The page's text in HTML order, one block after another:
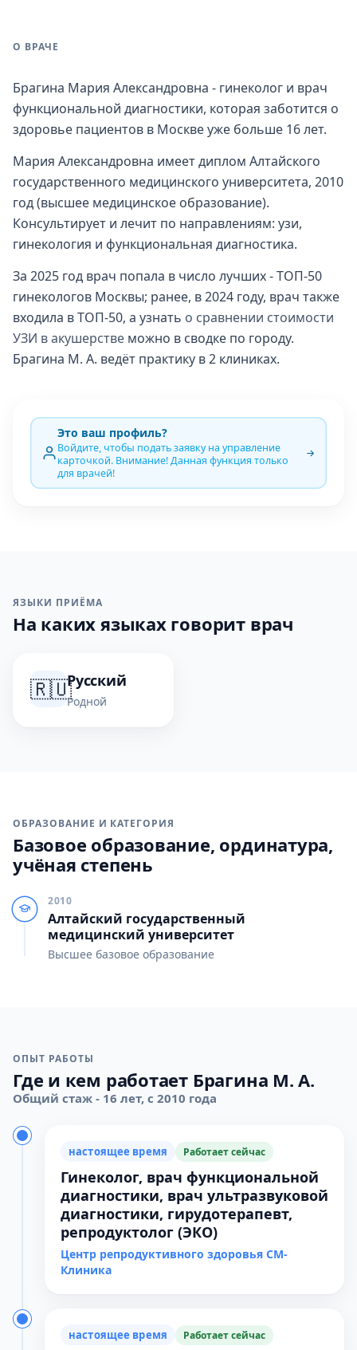
О ВРАЧЕ
Брагина Мария Александровна - гинеколог и врач
функциональной диагностики, которая заботится о
здоровье пациентов в Москве уже больше 16 лет.
Мария Александровна имеет диплом Алтайского
государственного медицинского университета, 2010
год (высшее медицинское образование).
Консультирует и лечит по направлениям: узи,
гинекология и функциональная диагностика.
За 2025 год врач попала в число лучших - ТОП-50
гинекологов Москвы; ранее, в 2024 году, врач также
входила в ТОП-50, а узнать о сравнении стоимости
УЗИ в акушерстве можно в сводке по городу.
Брагина М. А. ведёт практику в 2 клиниках.
Это ваш профиль?
Войдите, чтобы подать заявку на управление
карточкой. Внимание! Данная функция только
для врачей!
ЯЗЫКИ ПРИЁМА
На каких языках говорит врач
🇷🇺Русский
Родной
ОБРАЗОВАНИЕ И КАТЕГОРИЯ
Базовое образование, ординатура,
учёная степень
2010
Алтайский государственный
медицинский университет
Высшее базовое образование
ОПЫТ РАБОТЫ
Где и кем работает Брагина М. А.
Общий стаж - 16 лет, с 2010 года
настоящее время Работает сейчас
Гинеколог, врач функциональной
диагностики, врач ультразвуковой
диагностики, гирудотерапевт,
репродуктолог (ЭКО)
Центр репродуктивного здоровья СМ-
Клиника
настоящее время Работает сейчас